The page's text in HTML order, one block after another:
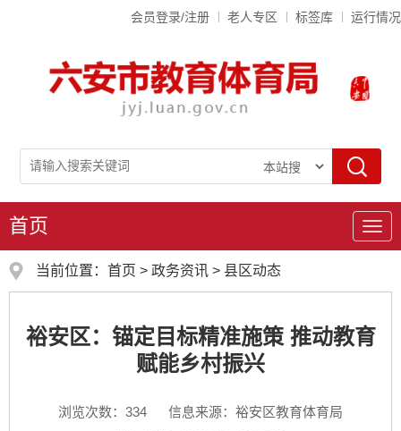
会员登录/注册 老人专区 标签库 运行情况
导
首页
当前位置： 首页 > 政务资讯 > 县区动态
裕安区：锚定目标精准施策 推动教育
赋能乡村振兴
浏览次数： 334
信息来源：裕安区教育体育局